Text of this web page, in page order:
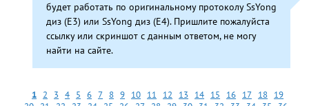
будет работать по оригинальному протоколу SsYong
диз (E3) или SsYong диз (E4). Пришлите пожалуйста
ссылку или скриншот с данным ответом, не могу
найти на сайте.
1 2 3 4 5 6 7 8 9 10 11 12 13 14 15 16 17 18 19